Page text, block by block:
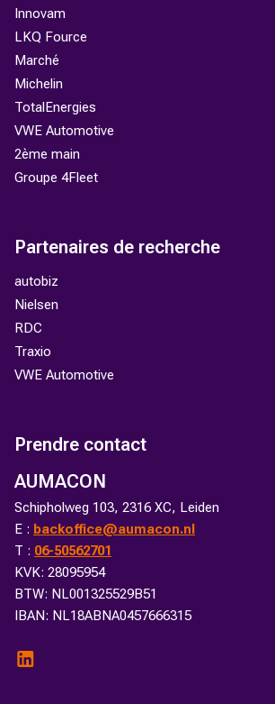
Innovam
LKQ Fource
Marché
Michelin
TotalEnergies
VWE Automotive
2ème main
Groupe 4Fleet
Partenaires de recherche
autobiz
Nielsen
RDC
Traxio
VWE Automotive
Prendre contact
AUMACON
Schipholweg 103, 2316 XC, Leiden
E : backoffice@aumacon.nl
T : 06-50562701
KVK: 28095954
BTW: NL001325529B51
IBAN: NL18ABNA0457666315